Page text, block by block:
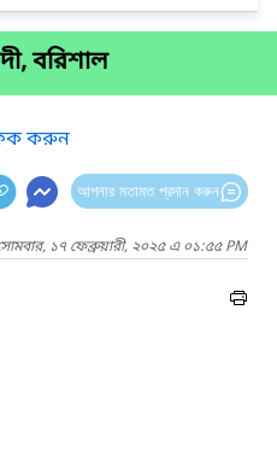
বরিশাল
করুন
আপনার মতামত প্রদান করুন
১৭ ফেব্রুয়ারী, ২০২৫ এ ০১:৫৫ PM